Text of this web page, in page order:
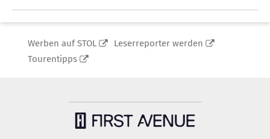
Werben auf STOL
Leserreporter werden
Tourentipps